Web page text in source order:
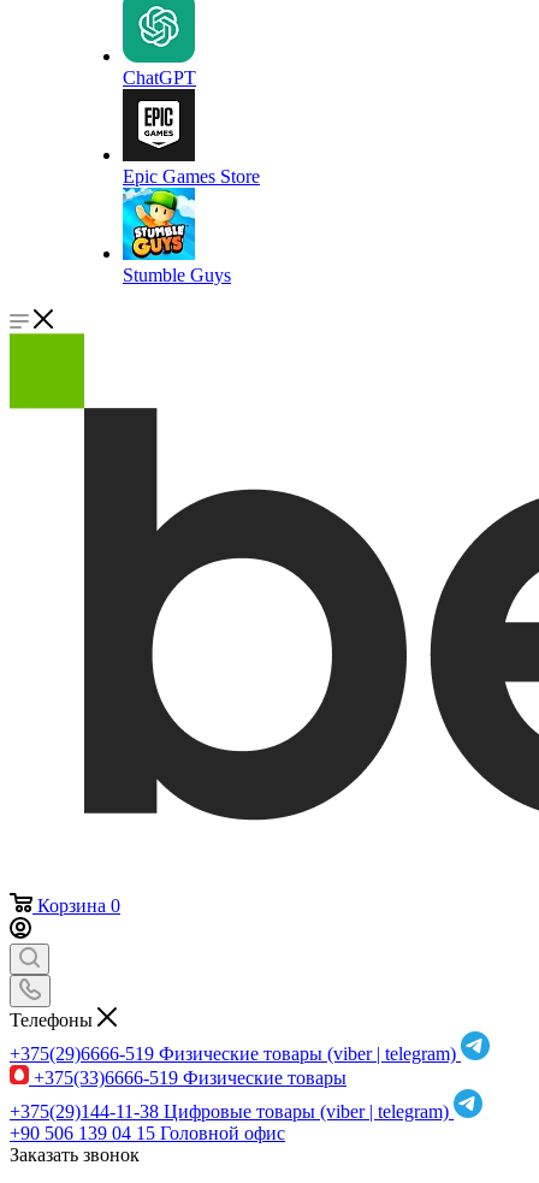
ChatGPT
Epic Games Store
Stumble Guys
Корзина 0
Телефоны
+375(29)6666-519 Физические товары (viber | telegram)
+375(33)6666-519 Физические товары
+375(29)144-11-38 Цифровые товары (viber | telegram)
+90 506 139 04 15 Головной офис
Заказать звонок